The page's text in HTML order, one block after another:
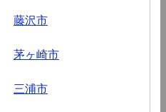
藤沢市
茅ヶ崎市
三浦市